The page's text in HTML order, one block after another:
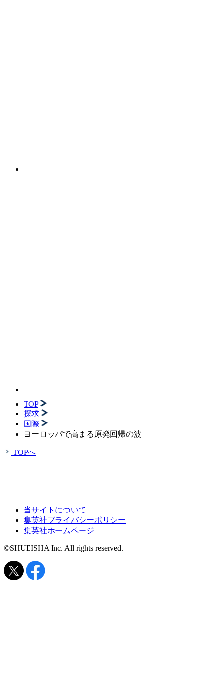
TOP
探求
国際
ヨーロッパで高まる原発回帰の波
TOPへ
当サイトについて
集英社プライバシーポリシー
集英社ホームページ
©SHUEISHA Inc. All rights reserved.